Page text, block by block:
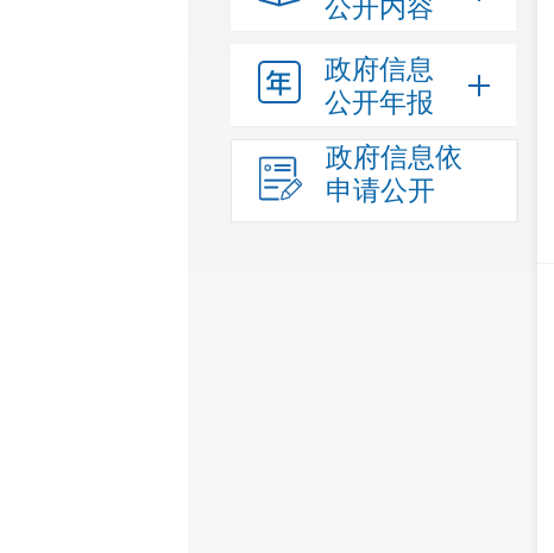
公开内容
政府信息
公开年报
政府信息依
申请公开